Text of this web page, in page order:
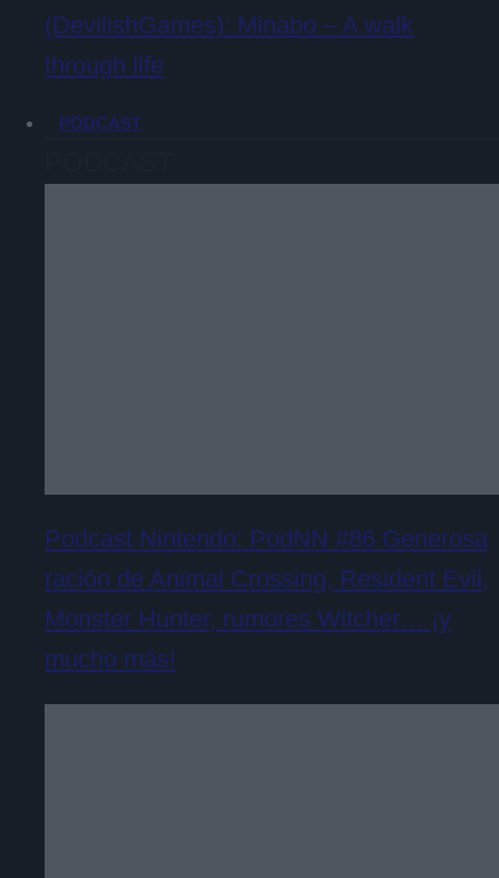
(DevilishGames): Minabo – A walk
through life
PODCAST
Podcast Nintendo: PodNN #86 Generosa
ración de Animal Crossing, Resident Evil,
Monster Hunter, rumores Witcher… ¡y
mucho más!